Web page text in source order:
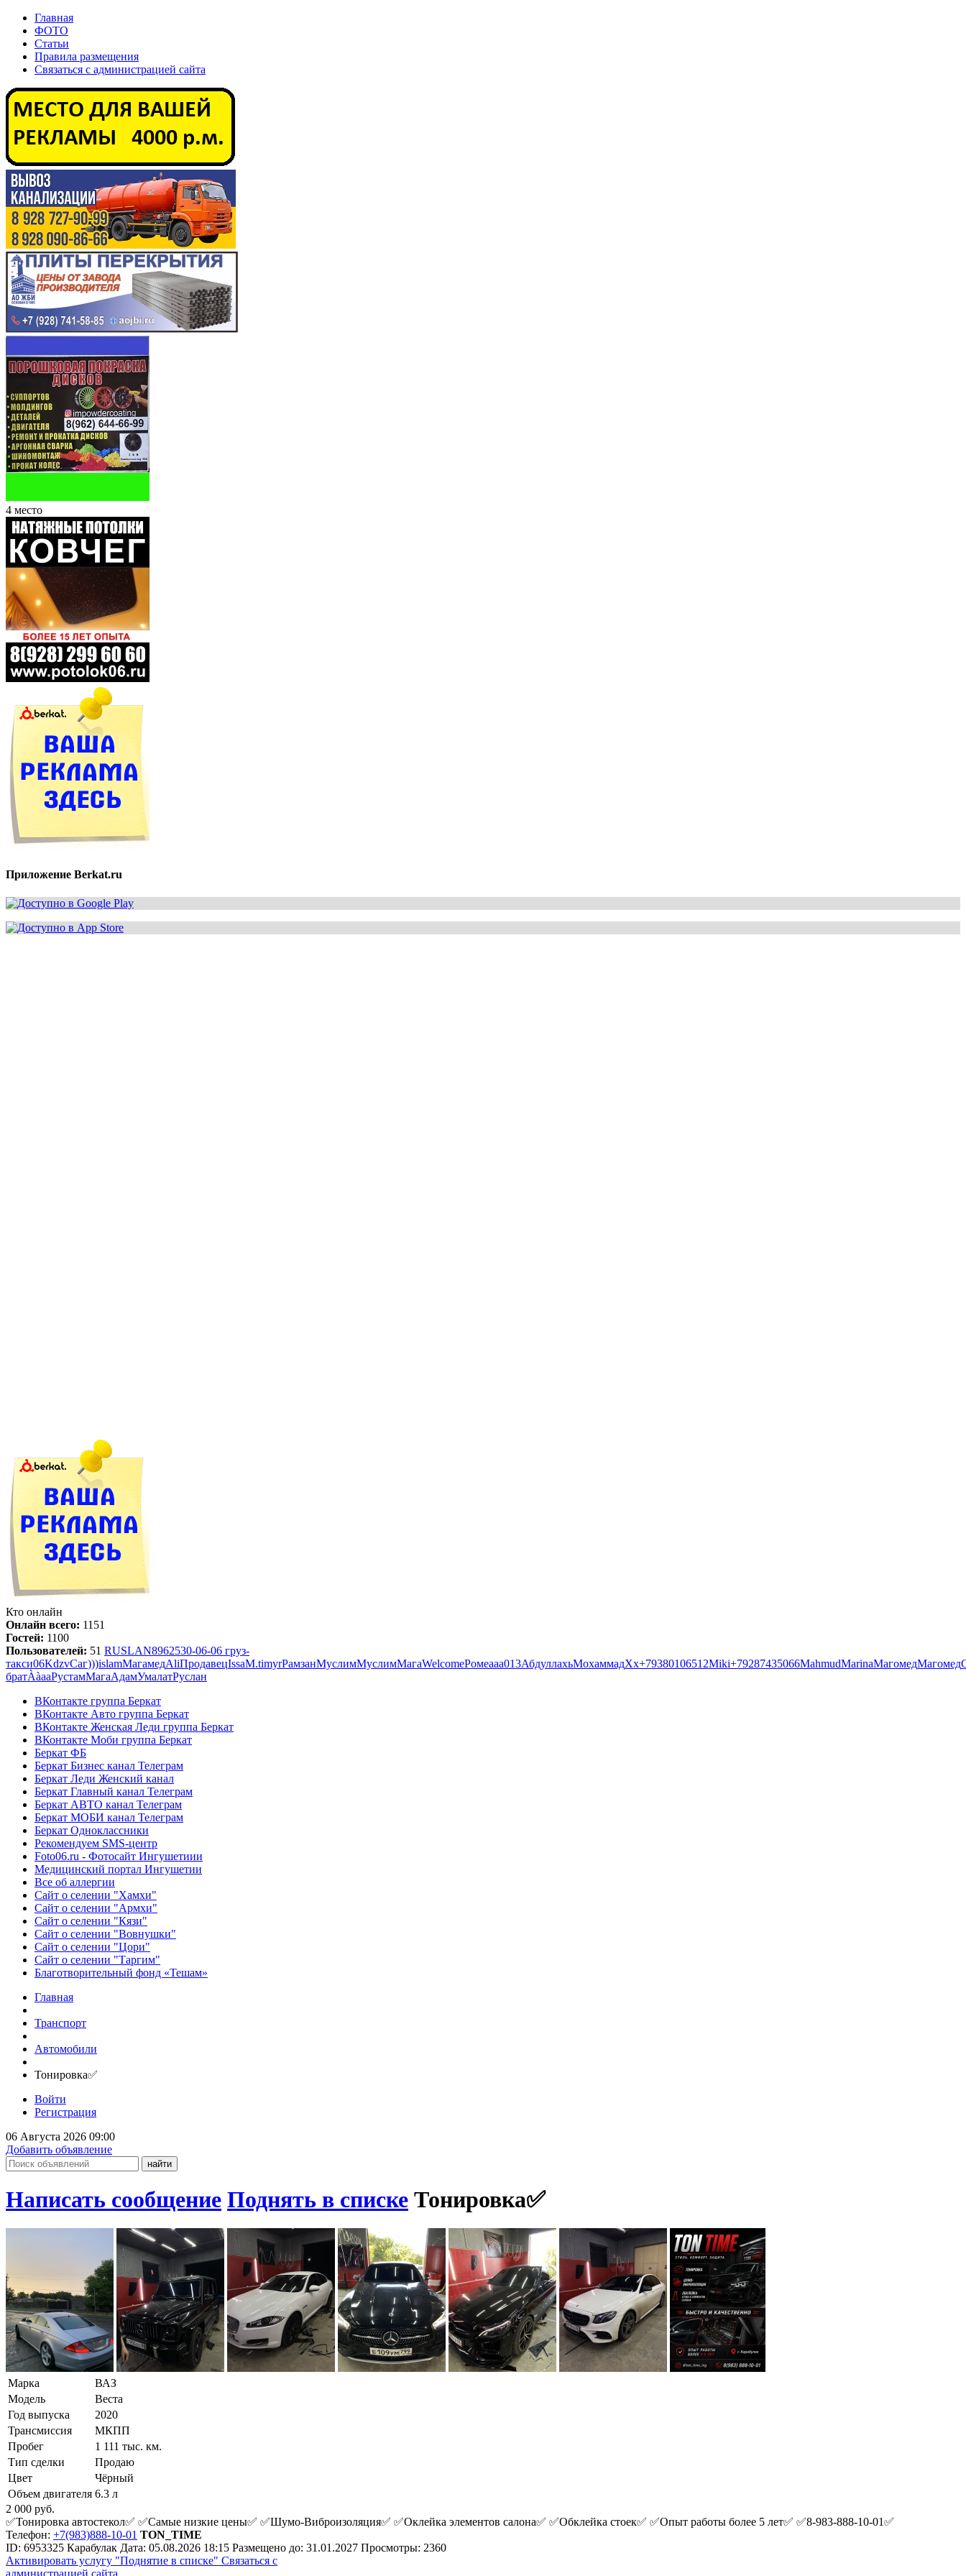
Главная
ФОТО
Статьи
Правила размещения
Связаться с администрацией сайта
4 место
Приложение Berkat.ru
Кто онлайн
Онлайн всего: 1151
Гостей: 1100
Пользователей: 51 RUSLAN8962530-06-06 груз-
такси06KdzvСаг)))islamМагамедAliПродавецIssaМ.timyrРамзанМуслимМуслимМагаWelcomeРомеaaa013АбдуллахьМохаммадХх+79380106512Miki+79287435066MahmudMarinaМагомедМагомед
братÀàaaРустамМагаАдамУмалатРуслан
ВКонтакте группа Беркат
ВКонтакте Авто группа Беркат
ВКонтакте Женская Леди группа Беркат
ВКонтакте Моби группа Беркат
Беркат ФБ
Беркат Бизнес канал Телеграм
Беркат Леди Женский канал
Беркат Главный канал Телеграм
Беркат АВТО канал Телеграм
Беркат МОБИ канал Телеграм
Беркат Одноклассники
Рекомендуем SMS-центр
Foto06.ru - Фотосайт Ингушетиии
Медицинский портал Ингушетии
Все об аллергии
Сайт о селении "Хамхи"
Сайт о селении "Армхи"
Сайт о селении "Кязи"
Сайт о селении "Вовнушки"
Сайт о селении "Цори"
Сайт о селении "Таргим"
Благотворительный фонд «Тешам»
Главная
Транспорт
Автомобили
Тонировка✅
Войти
Регистрация
06 Августа 2026 09:00
Добавить объявление
Написать сообщение Поднять в списке Тонировка✅
Марка
ВАЗ
Модель
Веста
Год выпуска
2020
Трансмиссия
МКПП
Пробег
1 111 тыс. км.
Тип сделки
Продаю
Цвет
Чёрный
Объем двигателя 6.3 л
2 000 руб.
✅Тонировка автостекол✅ ✅Самые низкие цены✅ ✅Шумо-Виброизоляция✅ ✅Оклейка элементов салона✅ ✅Обклейка стоек✅ ✅Опыт работы более 5 лет✅ ✅8-983-888-10-01✅
Телефон: +7(983)888-10-01 TON_TIME
ID: 6953325 Карабулак Дата: 05.08.2026 18:15 Размещено до: 31.01.2027 Просмотры: 2360
Активировать услугу "Поднятие в списке" Связаться с